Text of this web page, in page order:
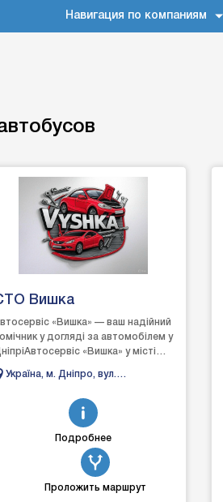
Навигация по компаниям
Вишка
«Вишка» — ваш надійний
у догляді за автомобілем у
«Вишка» у місті
т...
Україна, м. Дніпро, вул.
Подробнее
Проложить маршрут